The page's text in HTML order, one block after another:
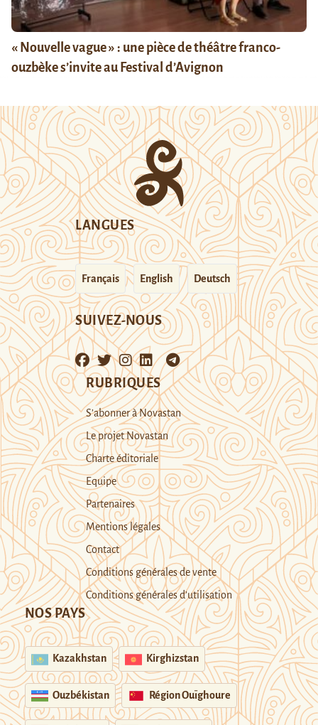
« Nouvelle vague » : une pièce de théâtre franco-
ouzbèke s’invite au Festival d’Avignon
LANGUES
Français English Deutsch
SUIVEZ-NOUS
RUBRIQUES
S’abonner à Novastan
Le projet Novastan
Charte éditoriale
Equipe
Partenaires
Mentions légales
Contact
Conditions générales de vente
Conditions générales d’utilisation
NOS PAYS
Kazakhstan Kirghizstan
Ouzbékistan Région Ouïghoure